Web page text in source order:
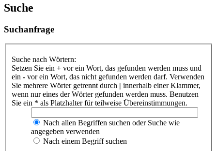
Suche
Suchanfrage
Suche nach Wörtern:
Setzen Sie ein + vor ein Wort, das gefunden werden muss und
ein - vor ein Wort, das nicht gefunden werden darf. Verwenden
Sie mehrere Wörter getrennt durch | innerhalb einer Klammer,
wenn nur eines der Wörter gefunden werden muss. Benutzen
Sie ein * als Platzhalter für teilweise Übereinstimmungen.
Nach allen Begriffen suchen oder Suche wie
angegeben verwenden
Nach einem Begriff suchen